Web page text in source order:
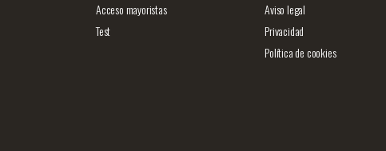
Acceso mayoristas
Test
Aviso legal
Privacidad
Política de cookies